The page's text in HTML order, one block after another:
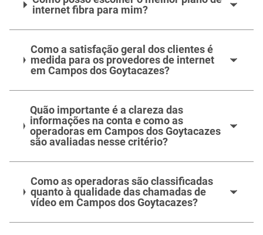
internet fibra para mim?
Como a satisfação geral dos clientes é
medida para os provedores de internet
em Campos dos Goytacazes?
Quão importante é a clareza das
informações na conta e como as
operadoras em Campos dos Goytacazes
são avaliadas nesse critério?
Como as operadoras são classificadas
quanto à qualidade das chamadas de
vídeo em Campos dos Goytacazes?